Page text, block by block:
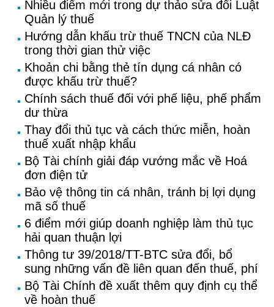
Nhiều điểm mới trong dự thảo sửa đổi Luật
Quản lý thuế
Hướng dẫn khấu trừ thuế TNCN của NLĐ
trong thời gian thử việc
Khoản chi bằng thẻ tín dụng cá nhân có
được khấu trừ thuế?
Chính sách thuế đối với phế liệu, phế phẩm
dư thừa
Thay đổi thủ tục và cách thức miễn, hoàn
thuế xuất nhập khẩu
Bộ Tài chính giải đáp vướng mắc về Hoá
đơn điện tử
Bảo vệ thông tin cá nhân, tránh bị lợi dụng
mã số thuế
6 điểm mới giúp doanh nghiệp làm thủ tục
hải quan thuận lợi
Thông tư 39/2018/TT-BTC sửa đổi, bổ
sung những vấn đề liên quan đến thuế, phí
Bộ Tài Chính đề xuất thêm quy định cụ thể
về hoàn thuế